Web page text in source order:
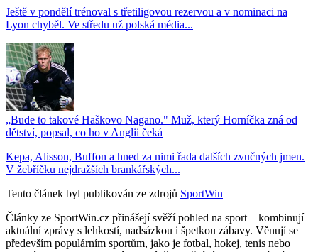
Ještě v pondělí trénoval s třetiligovou rezervou a v nominaci na
Lyon chyběl. Ve středu už polská média...
„Bude to takové Haškovo Nagano." Muž, který Horníčka zná od
dětství, popsal, co ho v Anglii čeká
Kepa, Alisson, Buffon a hned za nimi řada dalších zvučných jmen.
V žebříčku nejdražších brankářských...
Tento článek byl publikován ze zdrojů SportWin
Články ze SportWin.cz přinášejí svěží pohled na sport – kombinují
aktuální zprávy s lehkostí, nadsázkou i špetkou zábavy. Věnují se
především populárním sportům, jako je fotbal, hokej, tenis nebo